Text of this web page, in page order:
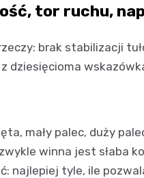
tor ruchu,
brak stabilizacji
dziesięcioma
mały palec, duży
winna jest słaba
najlepiej tyle, ile